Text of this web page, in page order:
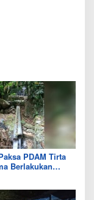
PDAM Tirta
Berlakukan